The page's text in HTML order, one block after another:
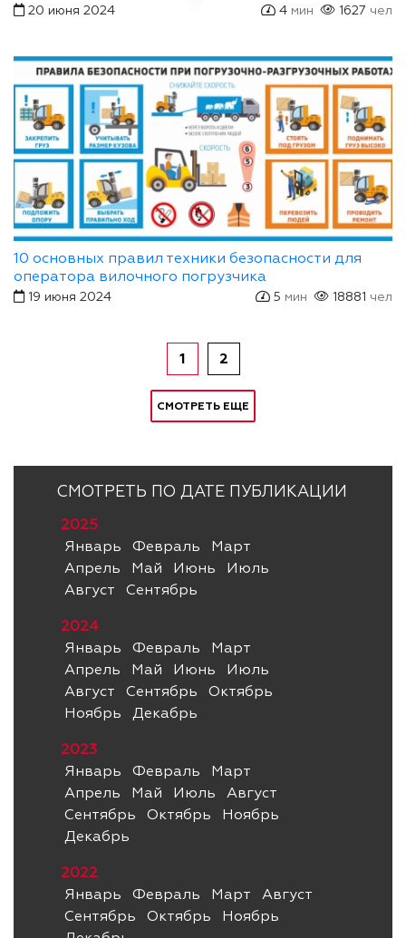
4 мин 1627 чел
20 июня 2024
10 основных правил техники безопасности для
оператора вилочного погрузчика
5 мин 18881 чел
19 июня 2024
1 2
СМОТРЕТЬ ЕЩЕ
СМОТРЕТЬ ПО ДАТЕ ПУБЛИКАЦИИ
2025
Январь
Февраль
Март
Апрель
Май Июнь
Июль
Август
Сентябрь
2024
Январь
Февраль
Март
Апрель
Май Июнь
Июль
Август
Сентябрь
Октябрь
Ноябрь
Декабрь
2023
Январь
Февраль
Март
Апрель
Май Июль
Август
Сентябрь
Октябрь
Ноябрь
Декабрь
2022
Январь
Февраль Март
Август
Сентябрь
Октябрь
Ноябрь